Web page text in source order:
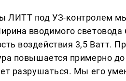
ЛИТТ под УЗ-контролем
вводимого
воздействия 3,5 Ватт.
повышается примерно
разрушаться. Мы его